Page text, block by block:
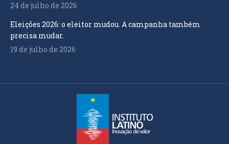
24 de julho de 2026
Eleições 2026: o eleitor mudou. A campanha também
precisa mudar.
19 de julho de 2026